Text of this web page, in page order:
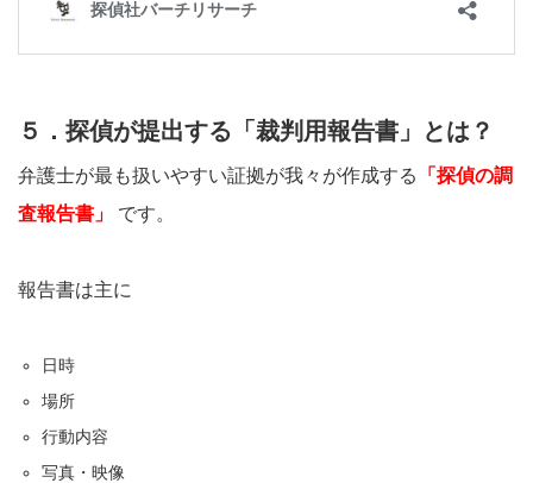
５．探偵が提出する「裁判用報告書」とは？
弁護士が最も扱いやすい証拠が我々が作成する
「探偵の調
査報告書」
です。
報告書は主に
日時
場所
行動内容
写真・映像